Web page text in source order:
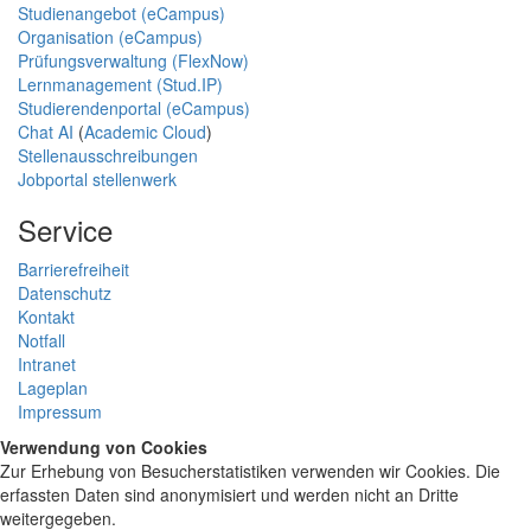
Studienangebot (eCampus)
Organisation (eCampus)
Prüfungsverwaltung (FlexNow)
Lernmanagement (Stud.IP)
Studierendenportal (eCampus)
Chat AI (Academic Cloud)
Stellenausschreibungen
Jobportal stellenwerk
Service
Barrierefreiheit
Datenschutz
Kontakt
Notfall
Intranet
Lageplan
Impressum
Verwendung von Cookies
Zur Erhebung von Besucherstatistiken verwenden wir Cookies. Die
erfassten Daten sind anonymisiert und werden nicht an Dritte
weitergegeben.